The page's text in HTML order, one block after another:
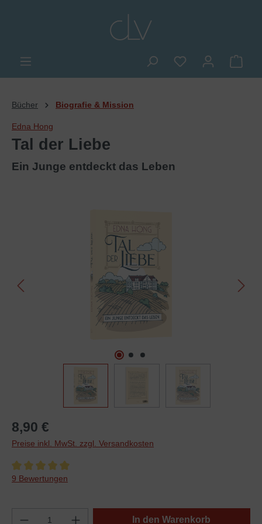
Du hast 0
Bücher Biografie & Mission
Edna Hong
Tal der Liebe
Ein Junge entdeckt das Leben
8,90 €
Preise inkl. MwSt. zzgl. Versandkosten
Durchschnittliche Bewertung von 5 von 5 Sternen
9 Bewertungen
In den Warenkorb